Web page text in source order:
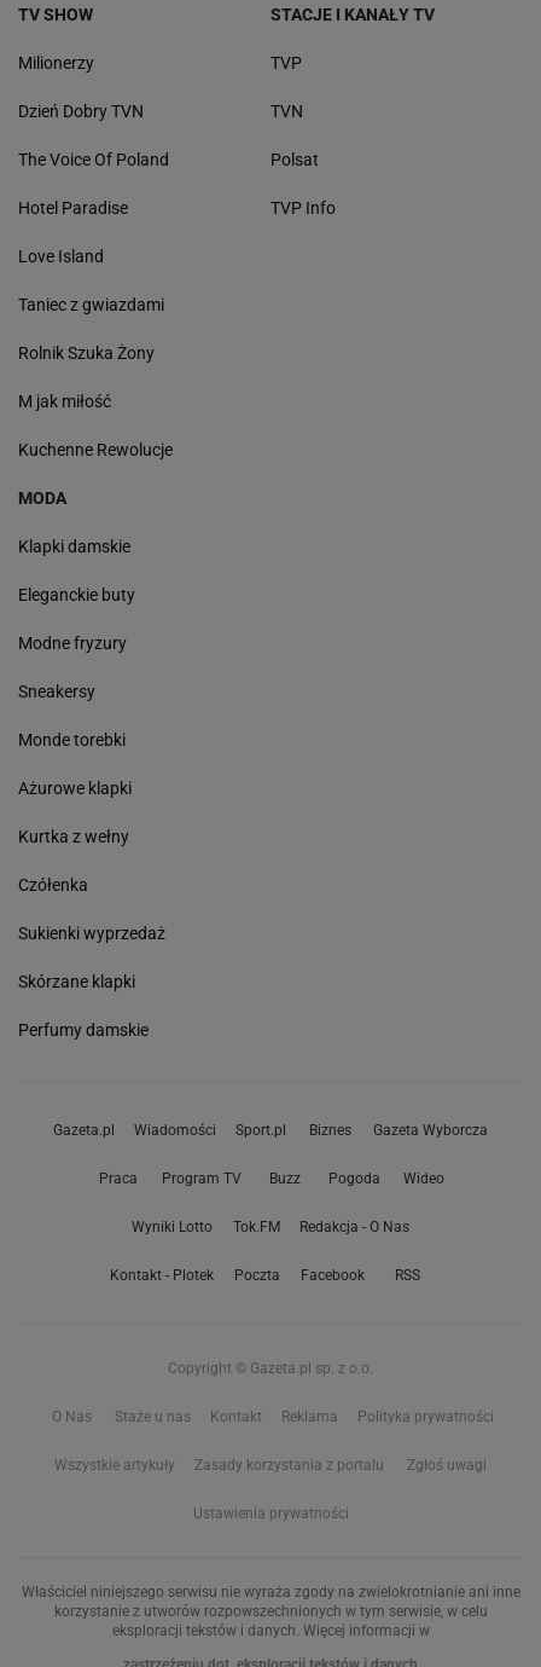
TV SHOW
Milionerzy
Dzień Dobry TVN
The Voice Of Poland
Hotel Paradise
Love Island
Taniec z gwiazdami
Rolnik Szuka Żony
M jak miłość
Kuchenne Rewolucje
STACJE I KANAŁY TV
TVP
TVN
Polsat
TVP Info
MODA
Klapki damskie
Eleganckie buty
Modne fryzury
Sneakersy
Monde torebki
Ażurowe klapki
Kurtka z wełny
Czółenka
Sukienki wyprzedaż
Skórzane klapki
Perfumy damskie
Gazeta.pl Wiadomości Sport.pl Biznes Gazeta Wyborcza
Praca Program TV Buzz Pogoda Wideo
Wyniki Lotto Tok.FM Redakcja - O Nas
Kontakt - Plotek Poczta Facebook RSS
Copyright © Gazeta.pl sp. z o.o.
O Nas Staże u nas Kontakt Reklama Polityka prywatności
Wszystkie artykuły Zasady korzystania z portalu Zgłoś uwagi
Ustawienia prywatności
Właściciel niniejszego serwisu nie wyraża zgody na zwielokrotnianie ani inne
korzystanie z utworów rozpowszechnionych w tym serwisie, w celu
eksploracji tekstów i danych. Więcej informacji w